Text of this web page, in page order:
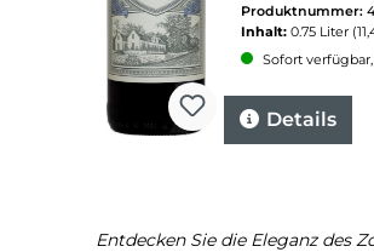
Produktnummer:
Inhalt: 0.75 Liter
Sofort verfügbar,
Details
Entdecken Sie die Eleganz des